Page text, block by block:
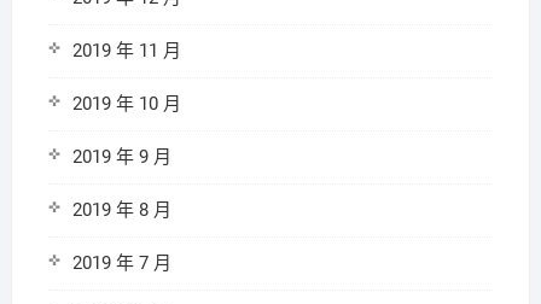
2019 年 11 月
2019 年 10 月
2019 年 9 月
2019 年 8 月
2019 年 7 月